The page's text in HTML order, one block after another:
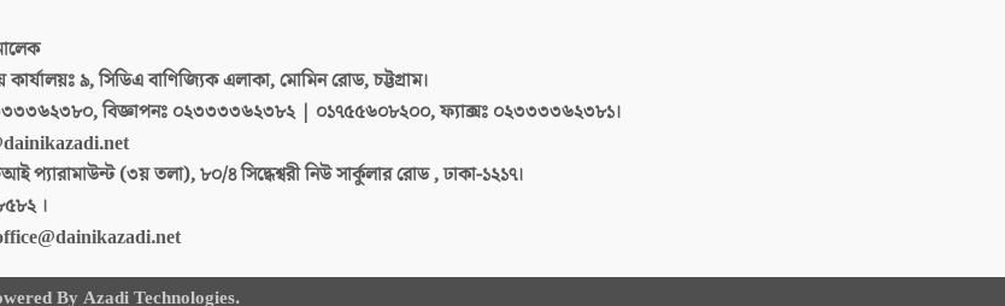
কার্যালয়ঃ৯, সিডিএ বাণিজ্যিক এলাকা, মোমিন রোড, চট্টগ্রাম।
বিজ্ঞাপনঃ ০২৩৩৩৩৬২৩৮২ | ০১৭৫৫৬০৮২০০, ফ্যাক্সঃ ০২৩৩৩৩৬২৩৮১।
প্যারামাউন্ট (৩য় তলা), ৮০/৪ সিদ্ধেশ্বরী নিউ সার্কুলার রোড , ঢাকা-১২১৭।
।
By Azadi Technologies.